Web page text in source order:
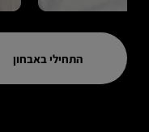
התחילי באבחון